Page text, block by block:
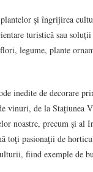
şi îngrijirea
turistică sau
legume, plante
inedite de decorare
vinuri, de la
noastre, precum și al
toţi pasionaţii de
fiind exemple de